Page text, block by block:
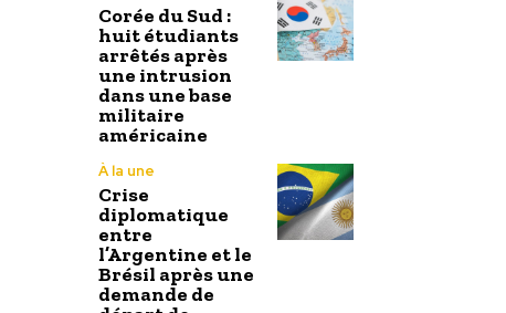
Corée du Sud :
huit étudiants
arrêtés après
une intrusion
dans une base
militaire
américaine
À la une
Crise
diplomatique
entre
l’Argentine et le
Brésil après une
demande de